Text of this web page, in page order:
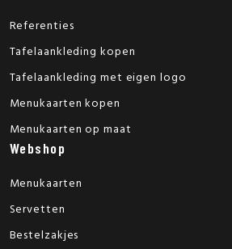
Referenties
Tafelaankleding kopen
Tafelaankleding met eigen logo
Menukaarten kopen
Menukaarten op maat
Webshop
Menukaarten
Servetten
Bestelzakjes